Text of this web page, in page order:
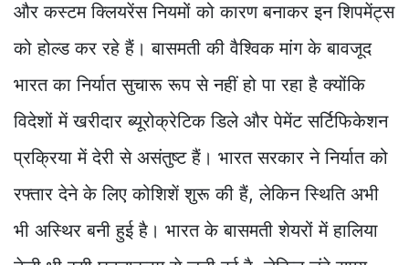
और कस्टम क्लियरेंस नियमों को कारण बनाकर इन शिपमेंट्स
को होल्ड कर रहे हैं। बासमती की वैश्विक मांग के बावजूद
भारत का निर्यात सुचारू रूप से नहीं हो पा रहा है क्योंकि
विदेशों में खरीदार ब्यूरोक्रेटिक डिले और पेमेंट सर्टिफिकेशन
प्रक्रिया में देरी से असंतुष्ट हैं। भारत सरकार ने निर्यात को
रफ्तार देने के लिए कोशिशें शुरू की हैं, लेकिन स्थिति अभी
भी अस्थिर बनी हुई है। भारत के बासमती शेयरों में हालिया